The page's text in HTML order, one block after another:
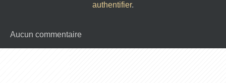
authentifier.
Aucun commentaire